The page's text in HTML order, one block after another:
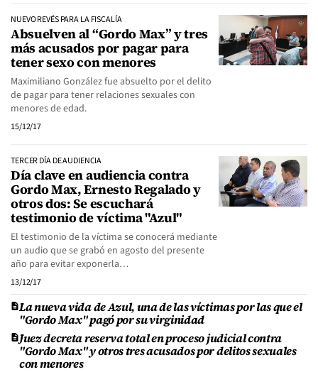
NUEVO REVÉS PARA LA FISCALÍA
Absuelven al “Gordo Max” y tres
más acusados por pagar para
tener sexo con menores
Maximiliano González fue absuelto por el delito
de pagar para tener relaciones sexuales con
menores de edad.
15/12/17
TERCER DÍA DE AUDIENCIA
Día clave en audiencia contra
Gordo Max, Ernesto Regalado y
otros dos: Se escuchará
testimonio de víctima "Azul"
El testimonio de la víctima se conocerá mediante
un audio que se grabó en agosto del presente
año para evitar exponerla…
13/12/17
La nueva vida de Azul, una de las víctimas por las que el
"Gordo Max" pagó por su virginidad
Juez decreta reserva total en proceso judicial contra
"Gordo Max" y otros tres acusados por delitos sexuales
con menores